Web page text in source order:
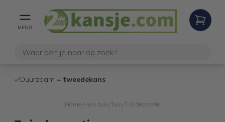
MENU
Duurzaam = tweedekans
Home Huis tuin Tuin Tuindecoratie